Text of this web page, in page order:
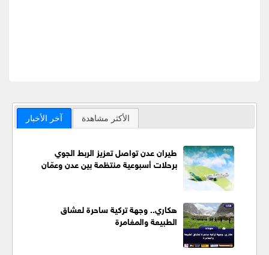
آخر الأخبار الأكثر مشاهدة
طيران عدن تواصل تعزيز الربط الجوي
برحلات أسبوعية منتظمة بين عدن وعمّان
هكاري.. وجهة تركية ساحرة لعشاق
الطبيعة والمغامرة